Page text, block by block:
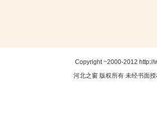
Copyright ~2000-2012
河北之窗 版权所有 未经书面